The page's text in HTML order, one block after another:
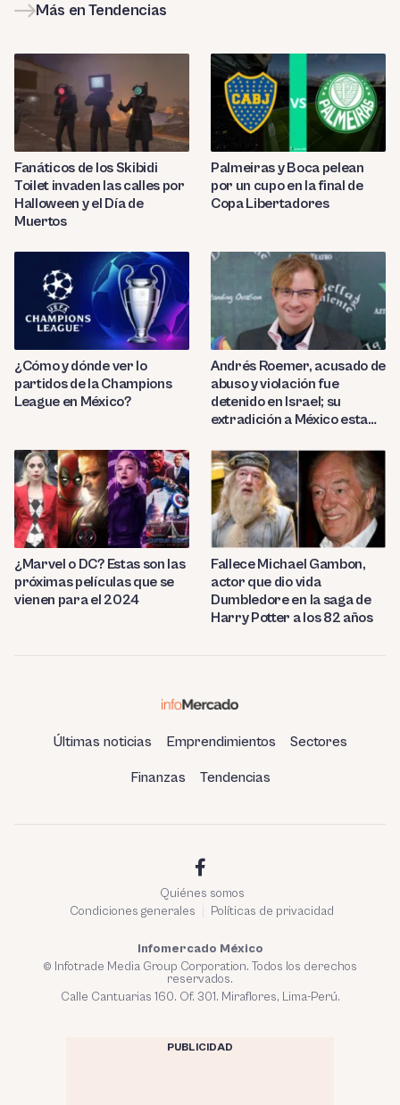
Más en Tendencias
Fanáticos de los Skibidi
Toilet invaden las calles por
Halloween y el Día de
Muertos
Palmeiras y Boca pelean
por un cupo en la final de
Copa Libertadores
¿Cómo y dónde ver lo
partidos de la Champions
League en México?
Andrés Roemer, acusado de
abuso y violación fue
detenido en Israel; su
extradición a México esta
¿Marvel o DC? Estas son las
próximas películas que se
vienen para el 2024
Fallece Michael Gambon,
actor que dio vida
Dumbledore en la saga de
Harry Potter a los 82 años
Últimas noticias Emprendimientos Sectores
Finanzas Tendencias
Quiénes somos
Condiciones generales
Políticas de privacidad
Infomercado México
© Infotrade Media Group Corporation. Todos los derechos
reservados.
Calle Cantuarias 160. Of. 301. Miraflores, Lima-Perú.
PUBLICIDAD